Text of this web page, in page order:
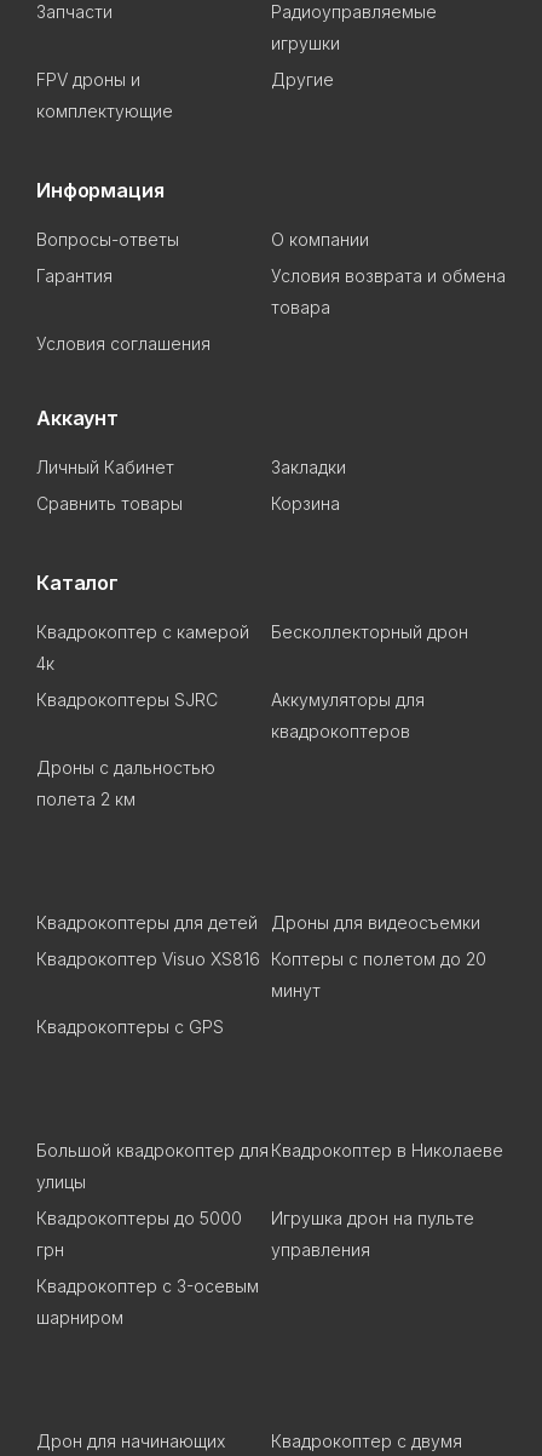
Запчасти
Радиоуправляемые
игрушки
FPV дроны и
комплектующие
Другие
Информация
Вопросы-ответы
О компании
Гарантия
Условия возврата и обмена
товара
Условия соглашения
Аккаунт
Личный Кабинет
Закладки
Сравнить товары
Корзина
Каталог
Квадрокоптер с камерой
4к
Бесколлекторный дрон
Квадрокоптеры SJRC
Аккумуляторы для
квадрокоптеров
Дроны с дальностью
полета 2 км
Квадрокоптеры для детей
Дроны для видеосъемки
Квадрокоптер Visuo XS816
Коптеры с полетом до 20
минут
Квадрокоптеры c GPS
Большой квадрокоптер для
улицы
Квадрокоптер в Николаеве
Квадрокоптеры до 5000
грн
Игрушка дрон на пульте
управления
Квадрокоптер с 3-осевым
шарниром
Дрон для начинающих Квадрокоптер с двумя